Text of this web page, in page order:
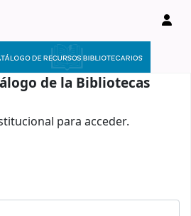
de la Bibliotecas
para acceder.